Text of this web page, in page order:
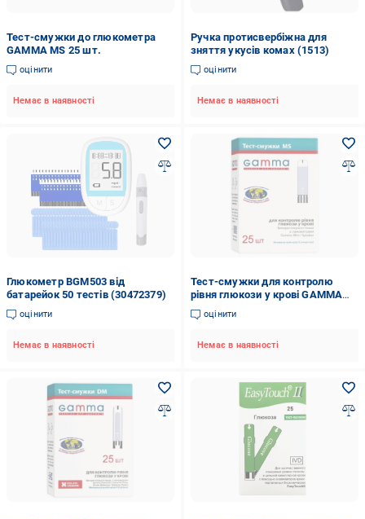
Тест-смужки до глюкометра
GAMMA MS 25 шт.
оцінити
Немає в наявності
Ручка протисвербіжна для
зняття укусів комах (1513)
оцінити
Немає в наявності
Глюкометр BGM503 від
батарейок 50 тестів (30472379)
оцінити
Немає в наявності
Тест-смужки для контролю
рівня глюкози у крові GAMMA
MS 25 (COM00882)
оцінити
Немає в наявності